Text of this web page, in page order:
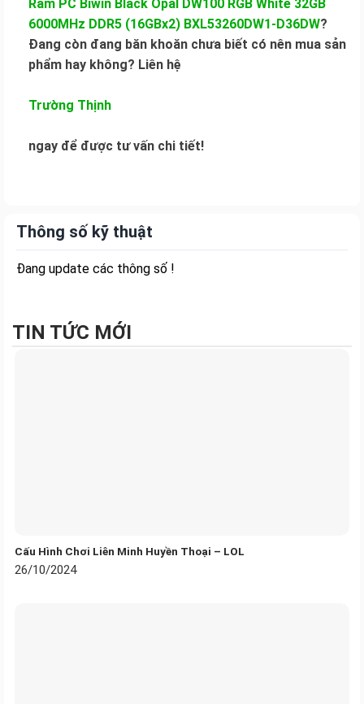
Ram PC Biwin Black Opal DW100 RGB White 32GB
6000MHz DDR5 (16GBx2) BXL53260DW1-D36DW?
Đang còn đang băn khoăn chưa biết có nên mua sản
phẩm hay không? Liên hệ
Trường Thịnh
ngay để được tư vấn chi tiết!
Thông số kỹ thuật
Đang update các thông số !
TIN TỨC MỚI
Cấu Hình Chơi Liên Minh Huyền Thoại – LOL
26/10/2024